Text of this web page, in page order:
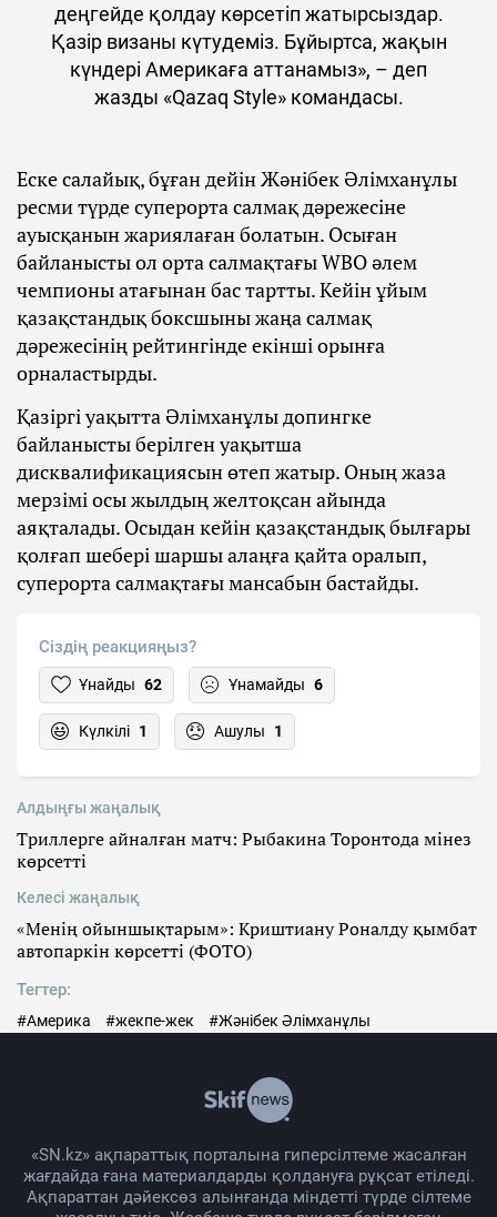
деңгейде қолдау көрсетіп жатырсыздар.
Қазір визаны күтудеміз. Бұйыртса, жақын
күндері Америкаға аттанамыз», – деп
жазды «Qazaq Style» командасы.
Еске салайық, бұған дейін Жәнібек Әлімханұлы
ресми түрде суперорта салмақ дәрежесіне
ауысқанын жариялаған болатын. Осыған
байланысты ол орта салмақтағы WBO әлем
чемпионы атағынан бас тартты. Кейін ұйым
қазақстандық боксшыны жаңа салмақ
дәрежесінің рейтингінде екінші орынға
орналастырды.
Қазіргі уақытта Әлімханұлы допингке
байланысты берілген уақытша
дисквалификациясын өтеп жатыр. Оның жаза
мерзімі осы жылдың желтоқсан айында
аяқталады. Осыдан кейін қазақстандық былғары
қолғап шебері шаршы алаңға қайта оралып,
суперорта салмақтағы мансабын бастайды.
Сіздің реакцияңыз?
Ұнайды 62 Ұнамайды 6
Күлкілі 1 Ашулы 1
Алдыңғы жаңалық
Триллерге айналған матч: Рыбакина Торонтода мінез
көрсетті
Келесі жаңалық
«Менің ойыншықтарым»: Криштиану Роналду қымбат
автопаркін көрсетті (ФОТО)
Тегтер:
#Америка #жекпе-жек #Жәнібек Әлімханұлы
«SN.kz» ақпараттық порталына гиперсілтеме жасалған
жағдайда ғана материалдарды қолдануға рұқсат етіледі.
Ақпараттан дәйексөз алынғанда міндетті түрде сілтеме